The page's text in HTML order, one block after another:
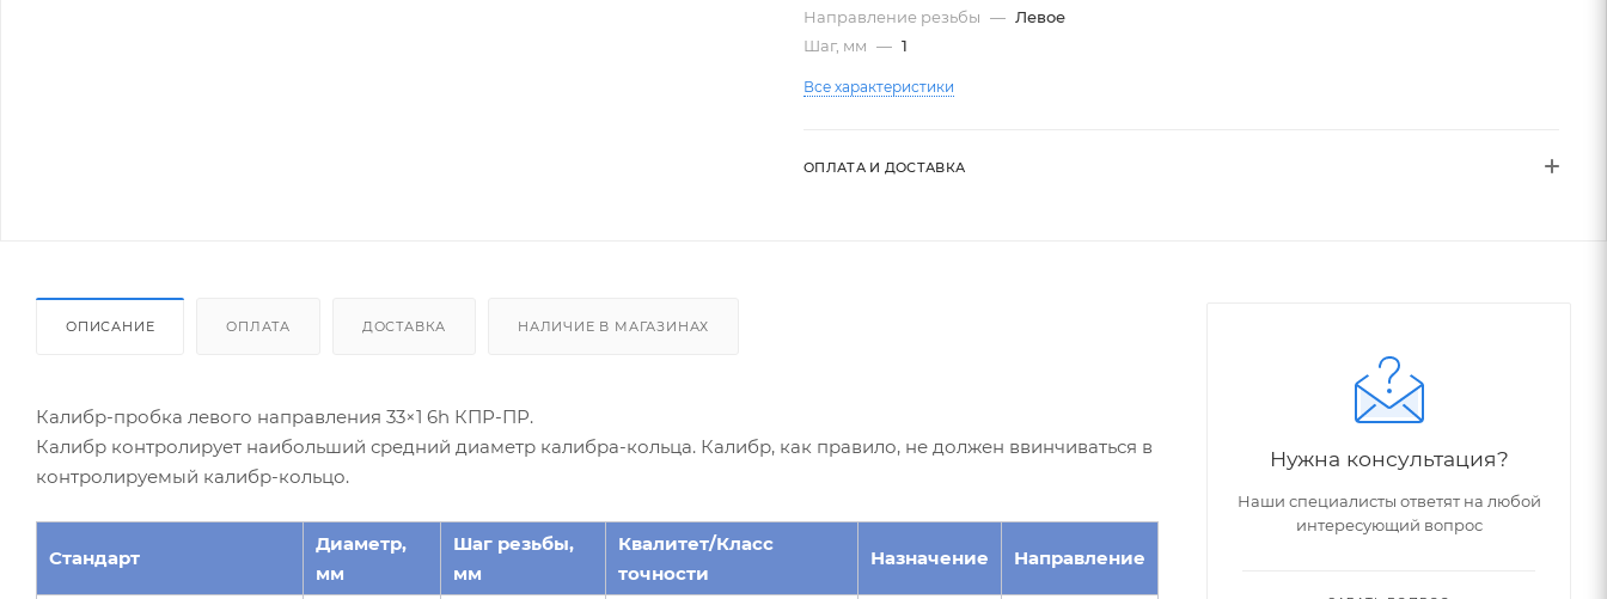
Направление резьбы — Левое
Шаг, мм — 1
Все характеристики
ОПЛАТА И ДОСТАВКА
ОПИСАНИЕ ОПЛАТА ДОСТАВКА НАЛИЧИЕ В МАГАЗИНАХ
Калибр-пробка левого направления 33×1 6h КПР-ПР.
Калибр контролирует наибольший средний диаметр калибра-кольца. Калибр, как правило, не должен ввинчиваться в
контролируемый калибр-кольцо.
Стандарт
Диаметр,
мм
Шаг резьбы,
мм
Квалитет/Класс
точности
Назначение Направление
Нужна консультация?
Наши специалисты ответят на любой
интересующий вопрос